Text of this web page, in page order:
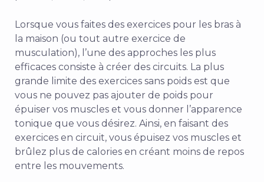
Lorsque vous faites des exercices pour les bras à
la maison (ou tout autre exercice de
musculation), l’une des approches les plus
efficaces consiste à créer des circuits. La plus
grande limite des exercices sans poids est que
vous ne pouvez pas ajouter de poids pour
épuiser vos muscles et vous donner l’apparence
tonique que vous désirez. Ainsi, en faisant des
exercices en circuit, vous épuisez vos muscles et
brûlez plus de calories en créant moins de repos
entre les mouvements.